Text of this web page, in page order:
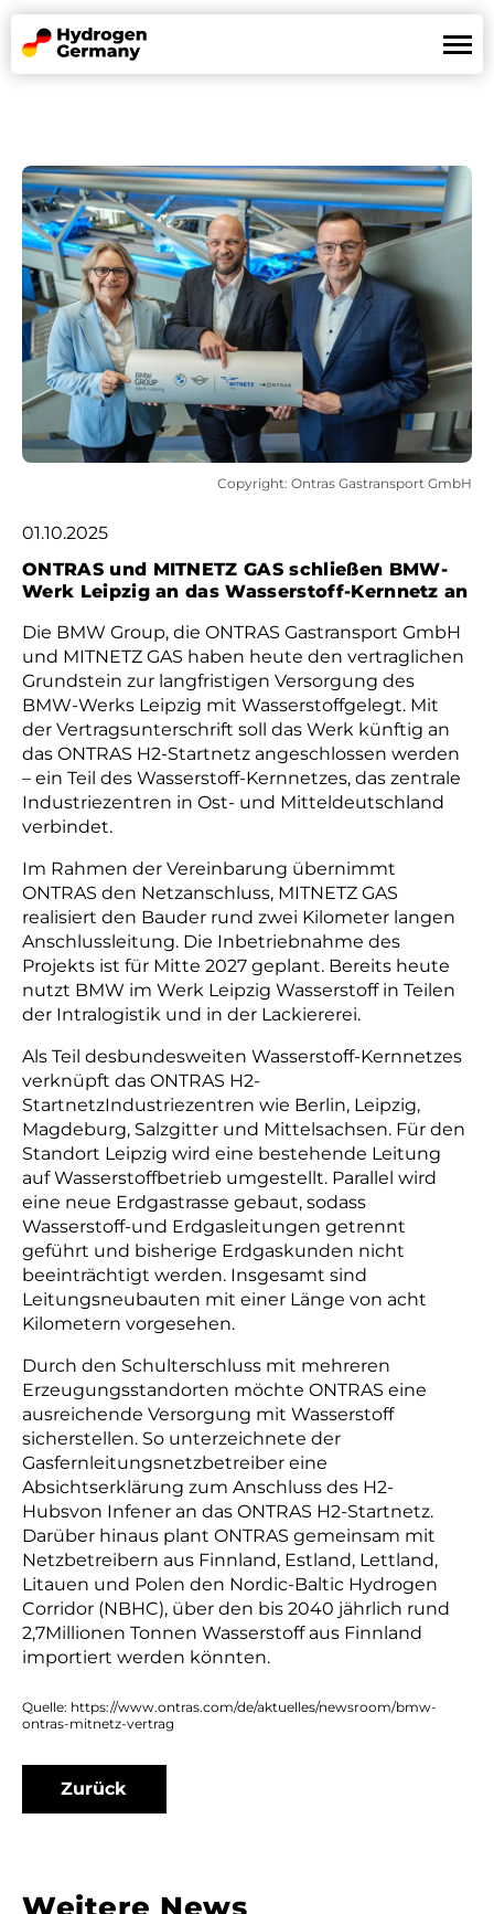
Referenzen
News
Partner
De En
Copyright: Ontras Gastransport GmbH
01.10.2025
ONTRAS und MITNETZ GAS schließen BMW-
Werk Leipzig an das Wasserstoff-Kernnetz an
Die BMW Group, die ONTRAS Gastransport GmbH
und MITNETZ GAS haben heute den vertraglichen
Grundstein zur langfristigen Versorgung des
BMW-Werks Leipzig mit Wasserstoffgelegt. Mit
der Vertragsunterschrift soll das Werk künftig an
das ONTRAS H2-Startnetz angeschlossen werden
– ein Teil des Wasserstoff-Kernnetzes, das zentrale
Industriezentren in Ost- und Mitteldeutschland
verbindet.
Im Rahmen der Vereinbarung übernimmt
ONTRAS den Netzanschluss, MITNETZ GAS
realisiert den Bauder rund zwei Kilometer langen
Anschlussleitung. Die Inbetriebnahme des
Projekts ist für Mitte 2027 geplant. Bereits heute
nutzt BMW im Werk Leipzig Wasserstoff in Teilen
der Intralogistik und in der Lackiererei.
Als Teil desbundesweiten Wasserstoff-Kernnetzes
verknüpft das ONTRAS H2-
StartnetzIndustriezentren wie Berlin, Leipzig,
Magdeburg, Salzgitter und Mittelsachsen. Für den
Standort Leipzig wird eine bestehende Leitung
auf Wasserstoffbetrieb umgestellt. Parallel wird
eine neue Erdgastrasse gebaut, sodass
Wasserstoff-und Erdgasleitungen getrennt
geführt und bisherige Erdgaskunden nicht
beeinträchtigt werden. Insgesamt sind
Leitungsneubauten mit einer Länge von acht
Kilometern vorgesehen.
Durch den Schulterschluss mit mehreren
Erzeugungsstandorten möchte ONTRAS eine
ausreichende Versorgung mit Wasserstoff
sicherstellen. So unterzeichnete der
Gasfernleitungsnetzbetreiber eine
Absichtserklärung zum Anschluss des H2-
Hubsvon Infener an das ONTRAS H2-Startnetz.
Darüber hinaus plant ONTRAS gemeinsam mit
Netzbetreibern aus Finnland, Estland, Lettland,
Litauen und Polen den Nordic-Baltic Hydrogen
Corridor (NBHC), über den bis 2040 jährlich rund
2,7Millionen Tonnen Wasserstoff aus Finnland
importiert werden könnten.
Quelle: https://www.ontras.com/de/aktuelles/newsroom/bmw-
ontras-mitnetz-vertrag
Zurück